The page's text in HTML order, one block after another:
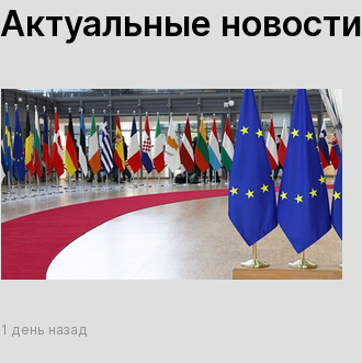
Актуальные новости
1 день назад